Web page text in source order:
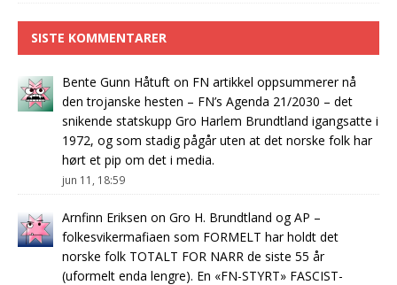
SISTE KOMMENTARER
Bente Gunn Håtuft on FN artikkel oppsummerer nå
den trojanske hesten – FN’s Agenda 21/2030 – det
snikende statskupp Gro Harlem Brundtland igangsatte i
1972, og som stadig pågår uten at det norske folk har
hørt et pip om det i media.
jun 11, 18:59
Arnfinn Eriksen on Gro H. Brundtland og AP –
folkesvikermafiaen som FORMELT har holdt det
norske folk TOTALT FOR NARR de siste 55 år
(uformelt enda lengre). En «FN-STYRT» FASCIST-